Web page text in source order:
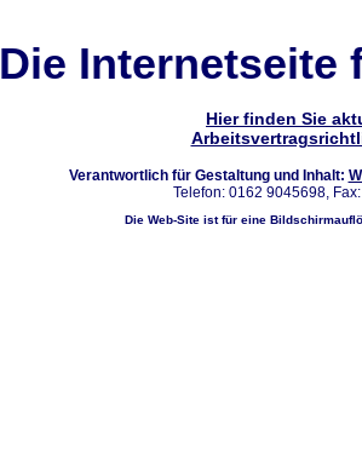
Die Internetseite
Hier finden Sie
Verantwortlich für Gestaltung und Inhalt:
Telefon: 0162 9045698,
Die Web-Site ist für eine